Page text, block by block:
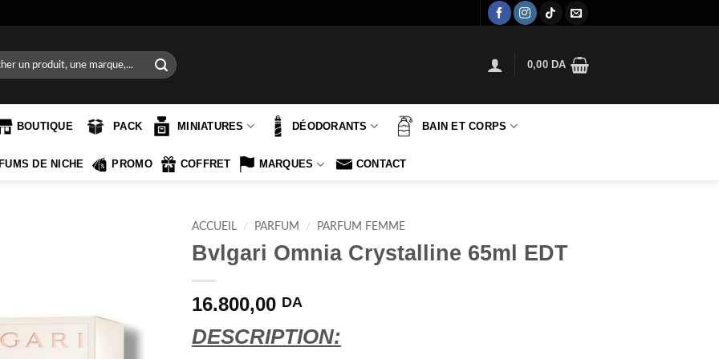
0,00 DA
BOUTIQUE PACK MINIATURES DÉODORANTS BAIN ET CORPS
DE NICHE PROMO COFFRET MARQUES CONTACT
ACCUEIL / PARFUM / PARFUM FEMME
Bvlgari Omnia Crystalline 65ml EDT
16.800,00 DA
DESCRIPTION: